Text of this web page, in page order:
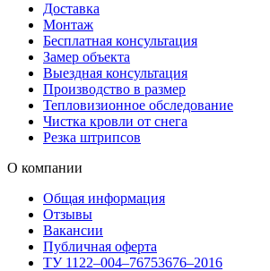
Доставка
Монтаж
Бесплатная консультация
Замер объекта
Выездная консультация
Производство в размер
Тепловизионное обследование
Чистка кровли от снега
Резка штрипсов
О компании
Общая информация
Отзывы
Вакансии
Публичная оферта
ТУ 1122–004–76753676–2016